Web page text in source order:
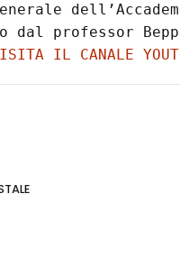
dal professor
IL CANALE